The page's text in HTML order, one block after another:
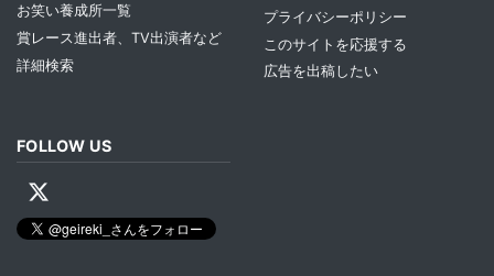
お笑い養成所一覧
賞レース進出者、TV出演者など
詳細検索
プライバシーポリシー
このサイトを応援する
広告を出稿したい
FOLLOW US